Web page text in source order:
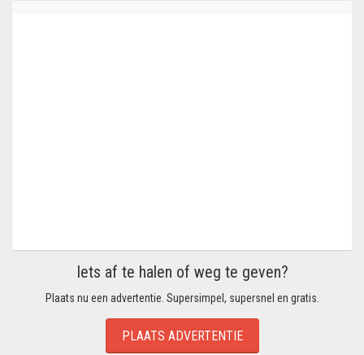
Iets af te halen of weg te geven?
Plaats nu een advertentie. Supersimpel, supersnel en gratis.
PLAATS ADVERTENTIE